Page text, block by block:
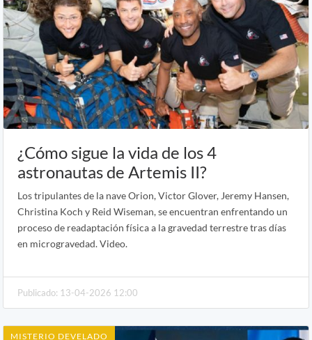
¿Cómo sigue la vida de los 4
astronautas de Artemis II?
Los tripulantes de la nave Orion, Victor Glover, Jeremy Hansen,
Christina Koch y Reid Wiseman, se encuentran enfrentando un
proceso de readaptación física a la gravedad terrestre tras días
en microgravedad. Video.
Publicado: 13-04-2026 12:00
MISTERIO DEVELADO